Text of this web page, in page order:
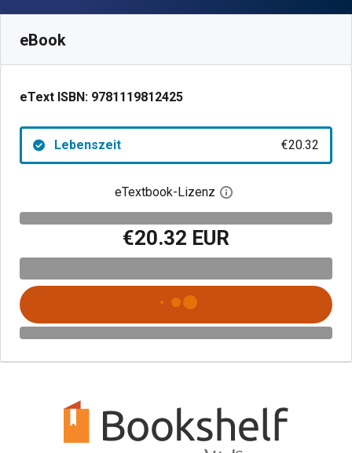
eBook
eText ISBN: 9781119812425
Lebenszeit €20.32
eTextbook-Lizenz Digitalen
€20.32 EUR